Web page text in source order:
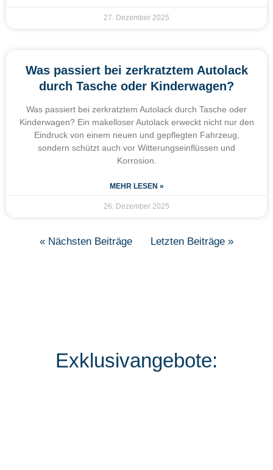
27. Dezember 2025
Was passiert bei zerkratztem Autolack
durch Tasche oder Kinderwagen?
Was passiert bei zerkratztem Autolack durch Tasche oder
Kinderwagen? Ein makelloser Autolack erweckt nicht nur den
Eindruck von einem neuen und gepflegten Fahrzeug,
sondern schützt auch vor Witterungseinflüssen und
Korrosion.
MEHR LESEN »
26. Dezember 2025
« Nächsten Beiträge Letzten Beiträge »
Exklusivangebote: